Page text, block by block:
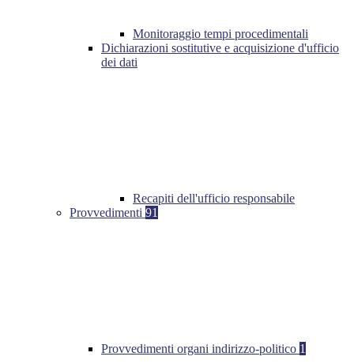
Monitoraggio tempi procedimentali
Dichiarazioni sostitutive e acquisizione d'ufficio
dei dati
Recapiti dell'ufficio responsabile
Provvedimenti 91
Provvedimenti organi indirizzo-politico 1